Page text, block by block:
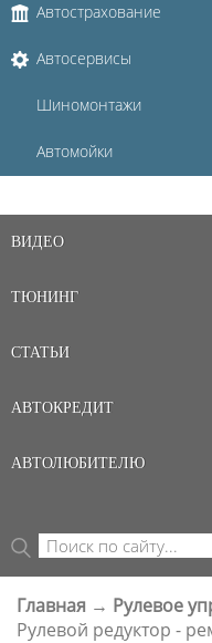
Автострахование
Автосервисы
Шиномонтажи
Автомойки
ВИДЕО
ТЮНИНГ
СТАТЬИ
АВТОКРЕДИТ
АВТОЛЮБИТЕЛЮ
ФОРМА ПОИСКА
Поиск
ВЫ ЗДЕСЬ
Главная → Рулевое
Рулевой редуктор -